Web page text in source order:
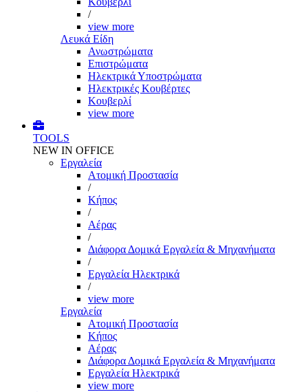
/
view more
Λευκά Είδη
Ανωστρώματα
Επιστρώματα
Ηλεκτρικά Υποστρώματα
Ηλεκτρικές Κουβέρτες
Κουβερλί
view more
TOOLS
NEW IN OFFICE
Εργαλεία
Aτομική Προστασία
/
Kήπος
/
Αέρας
/
Διάφορα Δομικά Εργαλεία & Μηχανήματα
/
Εργαλεία Ηλεκτρικά
/
view more
Εργαλεία
Aτομική Προστασία
Kήπος
Αέρας
Διάφορα Δομικά Εργαλεία & Μηχανήματα
Εργαλεία Ηλεκτρικά
view more